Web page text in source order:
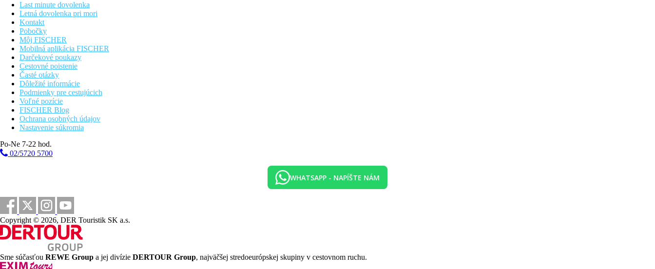
Last minute dovolenka
Letná dovolenka pri mori
Kontakt
Pobočky
Môj FISCHER
Mobilná aplikácia FISCHER
Darčekové poukazy
Cestovné poistenie
Časté otázky
Dôležité informácie
Podmienky pre cestujúcich
Voľné pozície
FISCHER Blog
Ochrana osobných údajov
Nastavenie súkromia
Po-Ne 7-22 hod.
02/5720 5700
WHATSAPP - NAPÍŠTE NÁM
Copyright © 2026, DER Touristik SK a.s.
Sme súčasťou REWE Group a jej divízie DERTOUR Group, najväčšej stredoeurópskej skupiny v cestovnom ruchu.